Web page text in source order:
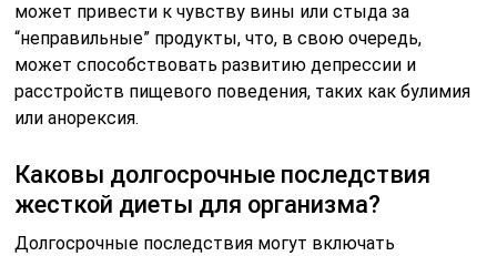
может привести к чувству вины или стыда за
“неправильные” продукты, что, в свою очередь,
может способствовать развитию депрессии и
расстройств пищевого поведения, таких как булимия
или анорексия.
Каковы долгосрочные последствия
жесткой диеты для организма?
Долгосрочные последствия могут включать